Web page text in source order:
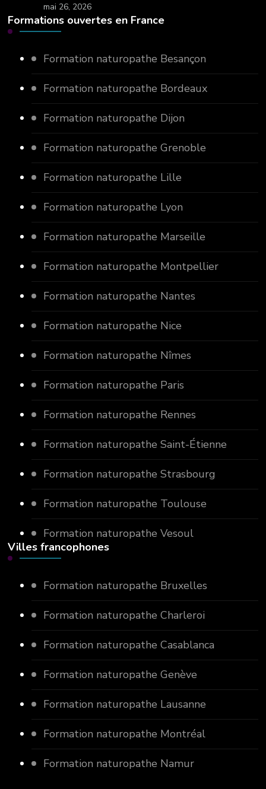
mai 26, 2026
Formations ouvertes en France
Formation naturopathe Besançon
Formation naturopathe Bordeaux
Formation naturopathe Dijon
Formation naturopathe Grenoble
Formation naturopathe Lille
Formation naturopathe Lyon
Formation naturopathe Marseille
Formation naturopathe Montpellier
Formation naturopathe Nantes
Formation naturopathe Nice
Formation naturopathe Nîmes
Formation naturopathe Paris
Formation naturopathe Rennes
Formation naturopathe Saint-Étienne
Formation naturopathe Strasbourg
Formation naturopathe Toulouse
Formation naturopathe Vesoul
Villes francophones
Formation naturopathe Bruxelles
Formation naturopathe Charleroi
Formation naturopathe Casablanca
Formation naturopathe Genève
Formation naturopathe Lausanne
Formation naturopathe Montréal
Formation naturopathe Namur